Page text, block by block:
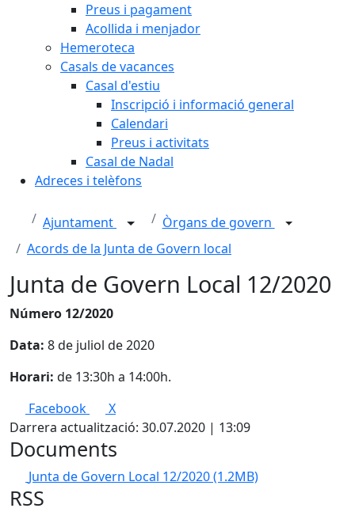
Preus i pagament
Acollida i menjador
Hemeroteca
Casals de vacances
Casal d'estiu
Inscripció i informació general
Calendari
Preus i activitats
Casal de Nadal
Adreces i telèfons
Ajuntament
Òrgans de govern
Acords de la Junta de Govern local
Junta de Govern Local 12/2020
Número 12/2020
Data: 8 de juliol de 2020
Horari: de 13:30h a 14:00h.
Facebook
X
Darrera actualització: 30.07.2020 | 13:09
Documents
Junta de Govern Local 12/2020(1.2MB)
RSS